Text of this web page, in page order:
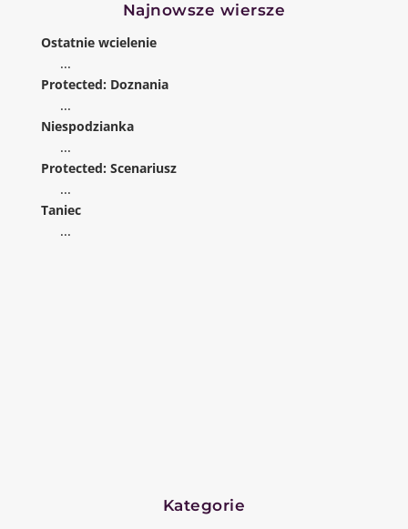
Najnowsze wiersze
Ostatnie wcielenie
...
Protected: Doznania
...
Niespodzianka
...
Protected: Scenariusz
...
Taniec
...
Kategorie